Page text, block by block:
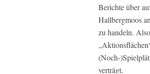
Berichte über
Hallbergmoos
zu handeln.
(Noch-
verträgt.